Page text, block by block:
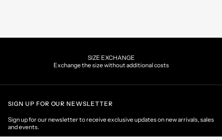
SIZE EXCHANGE
Exchange the size without additional costs
SIGN UP FOR OUR NEWSLETTER
Sign up for our newsletter to receive exclusive updates on new arrivals, sales
and events.